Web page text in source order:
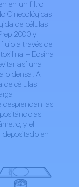
en un filtro
Ginecológicas
de células
2000 y
a través del
– Eosina
así una
o densa. A
de células
desprendan las
y el
en